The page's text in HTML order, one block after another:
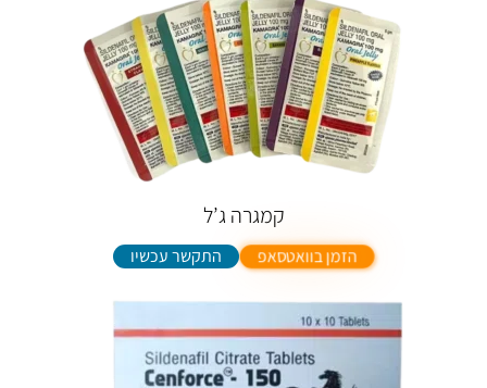
קמגרה ג’ל
הזמן בוואטסאפ התקשר עכשיו